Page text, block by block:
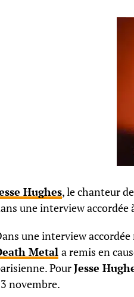
Hughes, le chanteur
une interview accordée
une interview accordée
Metal a remis en
PourJesse
novembre.